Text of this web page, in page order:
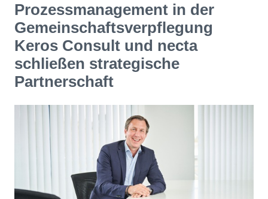
Prozessmanagement in der
Gemeinschaftsverpflegung
Keros Consult und necta
schließen strategische
Partnerschaft